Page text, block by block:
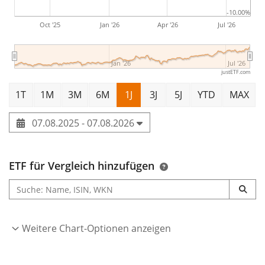
Oct '25 Jan '26 Apr '26 Jul '26
Jan '26 Jul '26
-10.00%
justETF.com
1T 1M 3M 6M 1J 3J 5J YTD MAX
07.08.2025 - 07.08.2026
ETF für Vergleich hinzufügen
Weitere Chart-Optionen anzeigen